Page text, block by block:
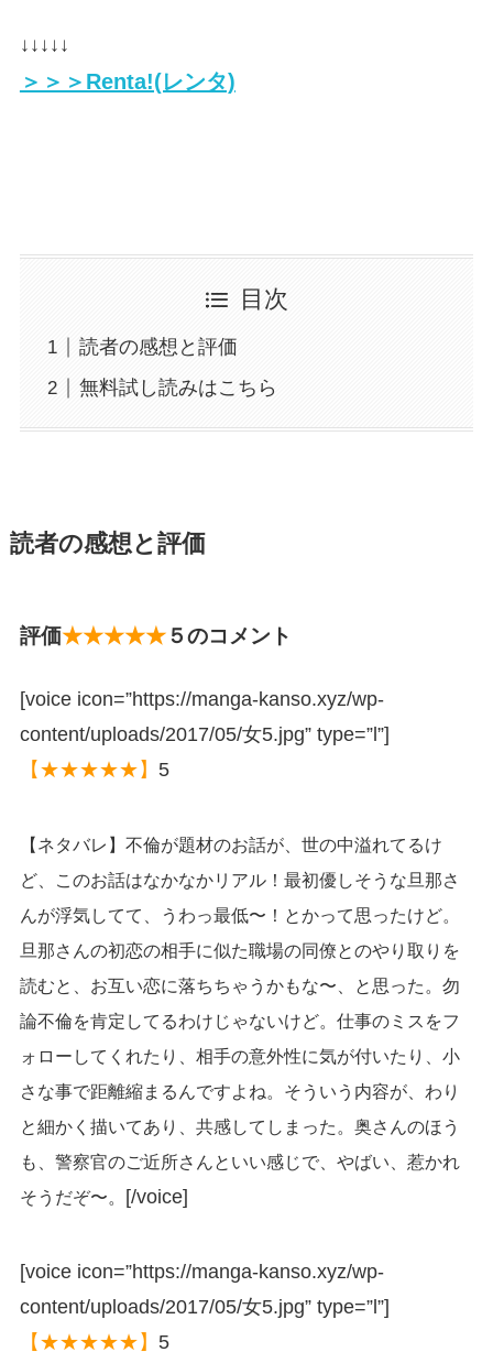
↓↓↓↓↓
＞＞＞Renta!(レンタ)
目次
読者の感想と評価
無料試し読みはこちら
読者の感想と評価
評価★★★★★５のコメント
[voice icon=”https://manga-kanso.xyz/wp-
content/uploads/2017/05/女5.jpg” type=”l”]
【★★★★★】 5
【ネタバレ】不倫が題材のお話が、世の中溢れてるけ
ど、このお話はなかなかリアル！最初優しそうな旦那さ
んが浮気してて、うわっ最低〜！とかって思ったけど。
旦那さんの初恋の相手に似た職場の同僚とのやり取りを
読むと、お互い恋に落ちちゃうかもな〜、と思った。勿
論不倫を肯定してるわけじゃないけど。仕事のミスをフ
ォローしてくれたり、相手の意外性に気が付いたり、小
さな事で距離縮まるんですよね。そういう内容が、わり
と細かく描いてあり、共感してしまった。奥さんのほう
も、警察官のご近所さんといい感じで、やばい、惹かれ
そうだぞ〜。 [/voice]
[voice icon=”https://manga-kanso.xyz/wp-
content/uploads/2017/05/女5.jpg” type=”l”]
【★★★★★】 5